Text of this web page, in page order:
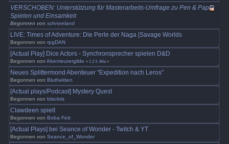
VERSCHOBEN: Unterstützung für Masterarbeits-Umfrage zu Pen & Paper
Spielen und Einsamkeit
Begonnen vonschneeland
LIVE: Times of Adventure: Die Perle der Naga |Savage Worlds
Begonnen vonrpgDAN
[Actual Play] Dice Actors - Synchronsprecher spielen D&D
Begonnen vonAbenteurergilde «1 2 3 Alle »
Neues Splittermond Abenteuer "Expedition nach Leros"
Begonnen vonBluthelden
[Actual plays/Podcast] Mystery Quest
Begonnen vonblackris
Clawdeen spielt
Begonnen vonBoba Fett
[Actual Plays] bei Seance of Wonder - Twitch & YT
Begonnen vonSeance_of_Wonder